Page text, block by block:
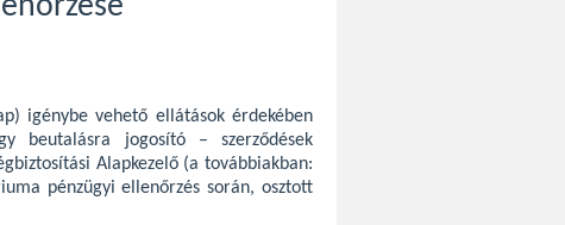
igénybe vehető ellátások érdekében
beutalásra jogosító – szerződések
Alapkezelő (a továbbiakban:
pénzügyi ellenőrzés során, osztott